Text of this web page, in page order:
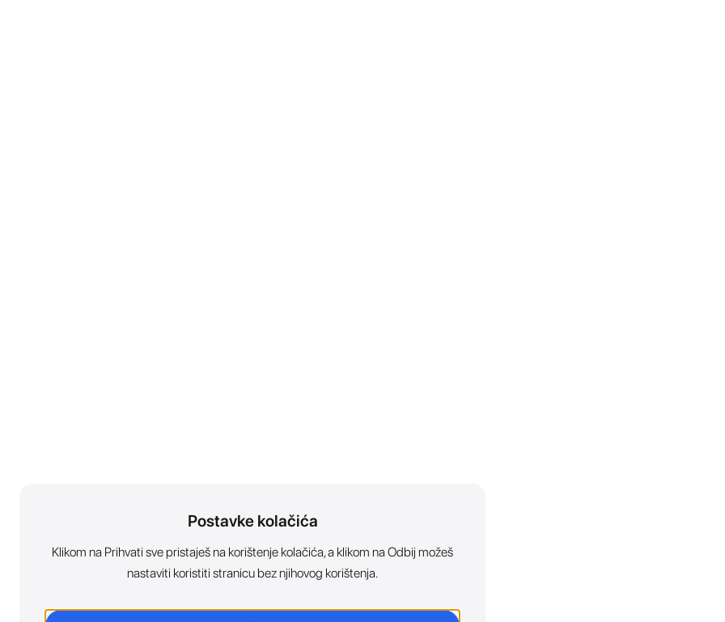
Postavke kolačića
Klikom na Prihvati sve pristaješ na korištenje kolačića, a klikom na Odbij možeš
nastaviti koristiti stranicu bez njihovog korištenja.